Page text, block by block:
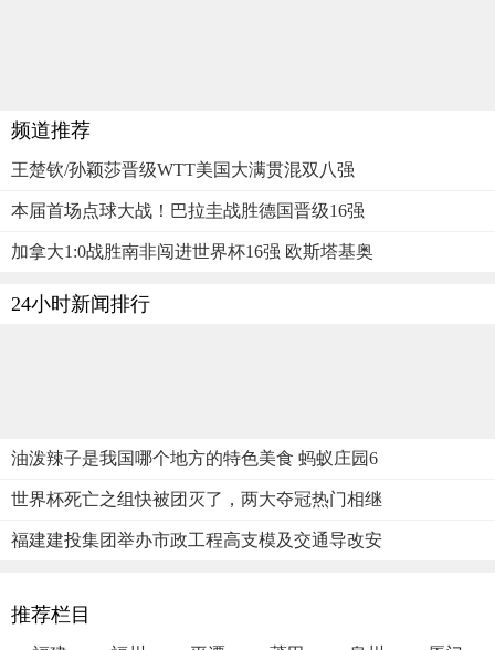
频道推荐
王楚钦/孙颖莎晋级WTT美国大满贯混双八强
本届首场点球大战！巴拉圭战胜德国晋级16强
加拿大1:0战胜南非闯进世界杯16强 欧斯塔基奥
24小时新闻排行
油泼辣子是我国哪个地方的特色美食 蚂蚁庄园6
世界杯死亡之组快被团灭了，两大夺冠热门相继
福建建投集团举办市政工程高支模及交通导改安
推荐栏目